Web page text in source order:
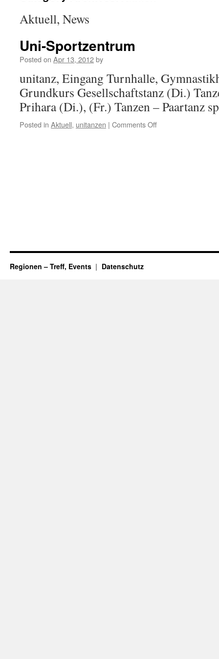
Aktuell, News
Uni-Sportzentrum
Posted on Apr 13, 2012by
unitanz, Eingang Turnhalle,
Grundkurs Gesellschaftstanz (Di.)
Prihara (Di.), (Fr.) Tanzen – Paartanz
Posted in Aktuell, unitanzen | Comments Off
Regionen – Treff, Events Datenschutz